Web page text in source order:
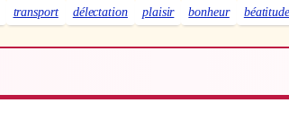
transport délectation plaisir bonheur béatitude